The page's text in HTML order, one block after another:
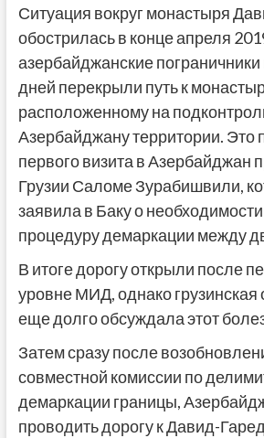
Ситуация вокруг монастыря
обострилась в конце апреля
азербайджанские пограничники
дней перекрыли путь к
расположенному на
Азербайджану территории. Это
первого визита в Азербайджан
Грузии Саломе Зурабишвили,
заявила в Баку о
процедуру демаркации между
В итоге дорогу открыли после
уровне МИД, однако грузинская
еще долго обсуждала этот
Затем сразу после
совместной комиссии по
демаркации границы,
проводить дорогу к Давид-